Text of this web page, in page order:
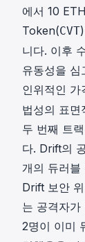
에서 10
Token(CVT
니다. 이후
유동성을 심
인위적인 가
법성의 표
두 번째 트
다. Drift의
개의 듀러블
Drift 보안
는 공격자가
2명이 이미